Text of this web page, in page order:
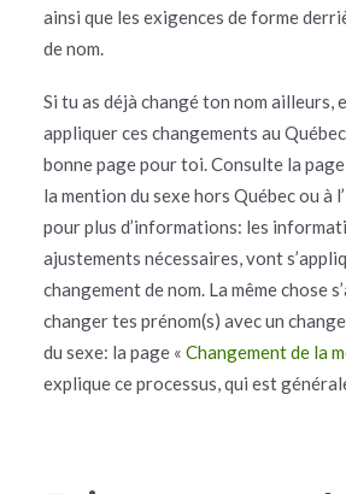
English
ainsi que les exigences de forme
de nom.
Si tu as déjà changé ton nom ailleurs,
appliquer ces changements au
bonne page pour toi. Consulte la
la mention du sexe hors Québec ou à
pour plus d’informations: les
ajustements nécessaires, vont
changement de nom. La même chose
changer tes prénom(s) avec un
du sexe: la page « Changement de la
explique ce processus, qui est